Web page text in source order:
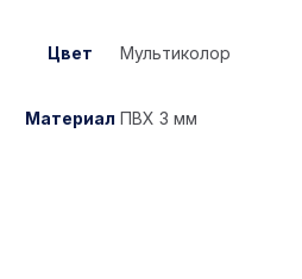
Цвет Мультиколор
Материал ПВХ 3 мм